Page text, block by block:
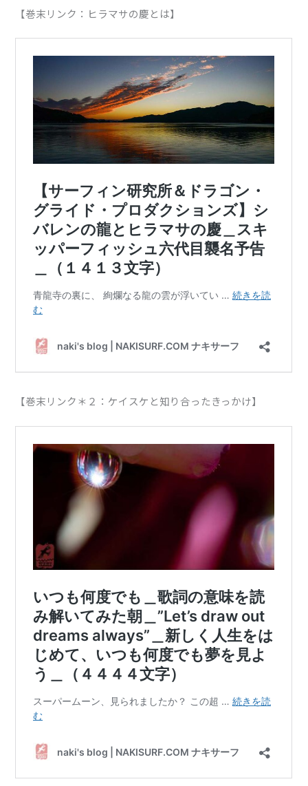
【巻末リンク：ヒラマサの慶とは】
【巻末リンク＊２：ケイスケと知り合ったきっかけ】